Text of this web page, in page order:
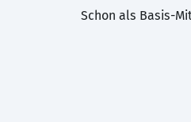
Schon als Basis-